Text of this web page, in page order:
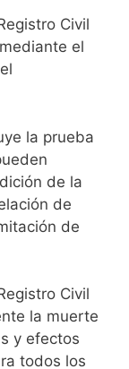
Civil
el
la prueba
de la
de
de
Civil
la muerte
y efectos
todos los